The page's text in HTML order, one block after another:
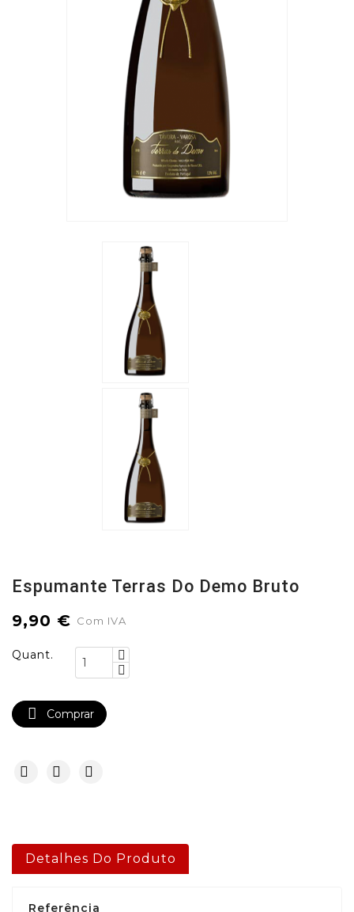
Espumante Terras Do Demo Bruto
9,90 € Com IVA
Quant.
 Comprar
Detalhes Do Produto
Referência